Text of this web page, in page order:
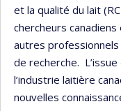
et la qualité du lait
chercheurs
autres professionnels
de recherche.
l’industrie laitière
nouvelles